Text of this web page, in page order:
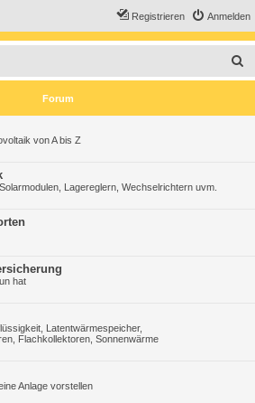
Anmelden
Registrieren
u
Forum
von A bis Z
Lagereglern, Wechselrichtern uvm.
hat
Latentwärmespeicher,
Flachkollektoren, Sonnenwärme
Anlage vorstellen